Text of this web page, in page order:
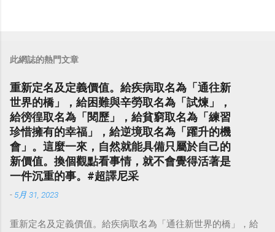
此網誌的熱門文章
重新定名及定義價值。給疾病取名為「通往新
世界的橋」，給困難與辛勞取名為「試煉」，
給徬徨取名為「閱歷」，給貧窮取名為「練習
珍惜擁有的幸福」，給逆境取名為「躍升的機
會」。這麼一來，自然就能具備只屬於自己的
新價值。換個觀點看事情，就不會覺得活著是
一件沉重的事。#超譯尼采
- 5月 31, 2023
重新定名及定義價值。給疾病取名為「通往新世界的橋」，給